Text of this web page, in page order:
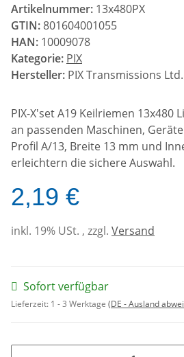
Artikelnummer: 13x480PX
GTIN:801604001055
HAN: 10009078
Kategorie: PIX
Hersteller: PIX Transmissions Ltd.
PIX-X'set A19 Keilriemen 13x480
an passenden Maschinen,
Profil A/13, Breite 13 mm und
erleichtern die sichere Auswahl.
2,19 €
inkl. 19% USt. , zzgl. Versand
Sofort verfügbar
Lieferzeit: 1 - 3 Werktage (DE - Ausland